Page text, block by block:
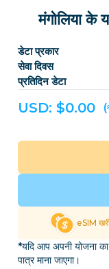
मंगोलिया के
डेटा प्रकार
सेवा दिवस
प्रतिदिन डेटा
USD: $0.00
eSIM
*यदि आप अपनी योजना
पात्र माना जाएगा।